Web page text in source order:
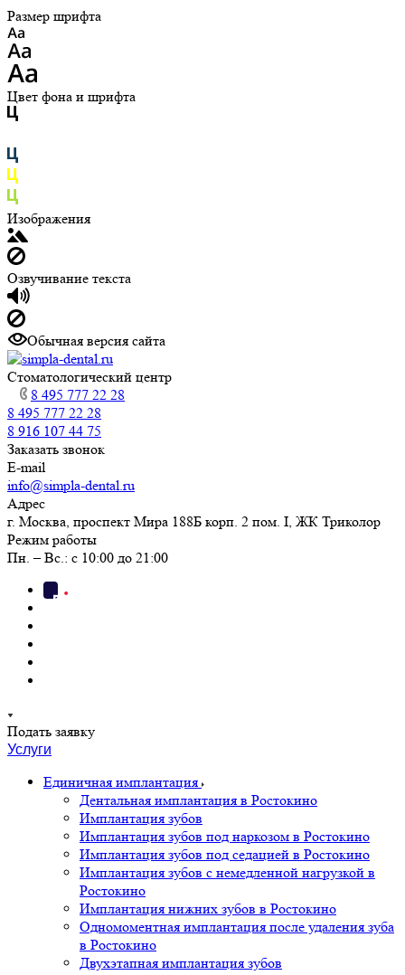
Размер шрифта
Цвет фона и шрифта
Изображения
Озвучивание текста
Обычная версия сайта
Cтоматологический центр
8 495 777 22 28
8 495 777 22 28
8 916 107 44 75
Заказать звонок
E-mail
info@simpla-dental.ru
Адрес
г. Москва, проспект Мира 188Б корп. 2 пом. I, ЖК Триколор
Режим работы
Пн. – Вс.: с 10:00 до 21:00
Подать заявку
Услуги
Единичная имплантация
Дентальная имплантация в Ростокино
Имплантация зубов
Имплантация зубов под наркозом в Ростокино
Имплантация зубов под седацией в Ростокино
Имплантация зубов с немедленной нагрузкой в
Ростокино
Имплантация нижних зубов в Ростокино
Одномоментная имплантация после удаления зуба
в Ростокино
Двухэтапная имплантация зубов